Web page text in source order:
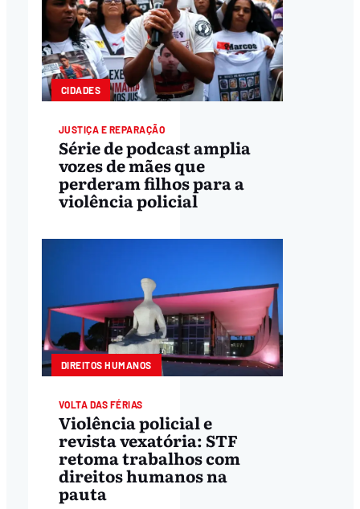
CIDADES
JUSTIÇA E REPARAÇÃO
Série de podcast amplia
vozes de mães que
perderam filhos para a
violência policial
DIREITOS HUMANOS
VOLTA DAS FÉRIAS
Violência policial e
revista vexatória: STF
retoma trabalhos com
direitos humanos na
pauta